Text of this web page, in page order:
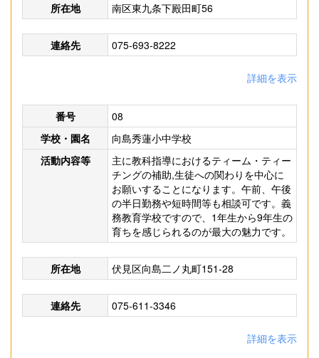
所在地 南区東九条下殿田町56
連絡先 075-693-8222
詳細を表示
番号
08
学校・園名
向島秀蓮小中学校
活動内容等
主に教科指導におけるティーム・ティー
チングの補助,生徒への関わりを中心に
お願いすることになります。午前、午後
の半日勤務や短時間等も相談可です。義
務教育学校ですので、1年生から9年生の
育ちを感じられるのが最大の魅力です。
所在地 伏見区向島二ノ丸町151-28
連絡先 075-611-3346
詳細を表示